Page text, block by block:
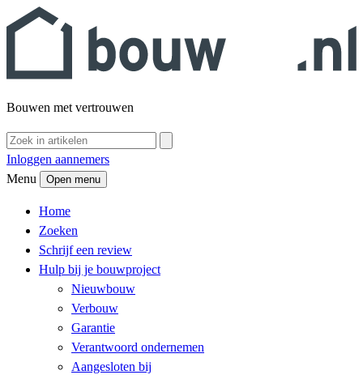
Bouwen met vertrouwen
Inloggen aannemers
Menu
Open menu
Home
Zoeken
Schrijf een review
Hulp bij je bouwproject
Nieuwbouw
Verbouw
Garantie
Verantwoord ondernemen
Aangesloten bij